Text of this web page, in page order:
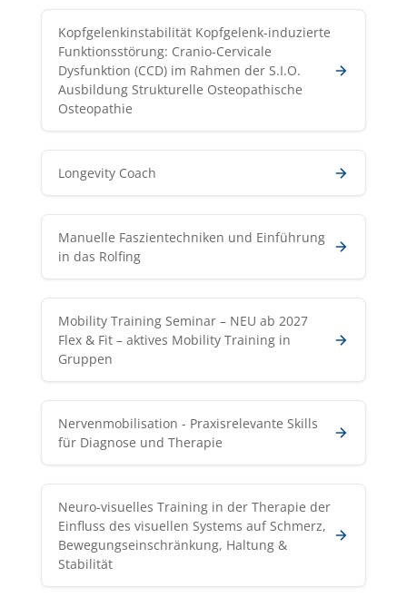
Kopfgelenkinstabilität Kopfgelenk-induzierte
Funktionsstörung: Cranio-Cervicale
Dysfunktion (CCD) im Rahmen der S.I.O.
Ausbildung Strukturelle Osteopathische
Osteopathie
Longevity Coach
Manuelle Faszientechniken und Einführung
in das Rolfing
Mobility Training Seminar – NEU ab 2027
Flex & Fit – aktives Mobility Training in
Gruppen
Nervenmobilisation - Praxisrelevante Skills
für Diagnose und Therapie
Neuro-visuelles Training in der Therapie der
Einfluss des visuellen Systems auf Schmerz,
Bewegungseinschränkung, Haltung &
Stabilität